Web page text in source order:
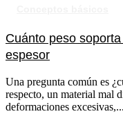
Cuánto peso
espesor
Una pregunta común es
respecto, un material mal
deformaciones excesivas,...